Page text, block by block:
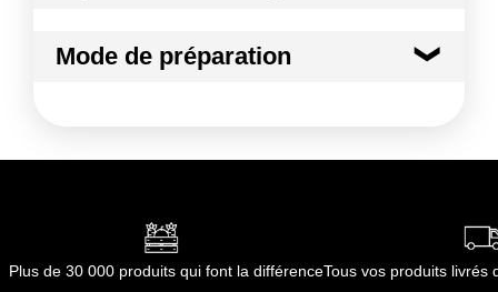
PP
Mode de préparation
conservés dans un milieu 100% gras
Plus de 30 000 produits qui font la différenceTous vos produits livrés